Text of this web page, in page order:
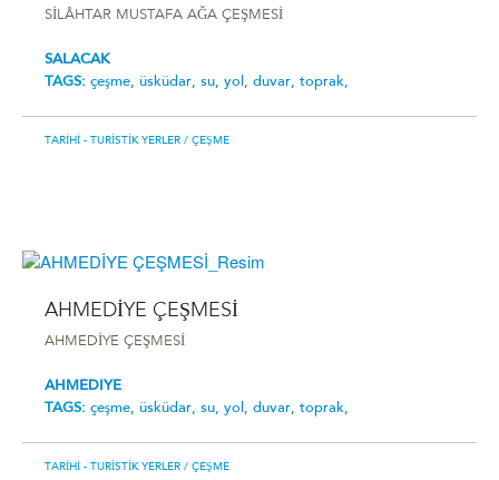
SİLÂHTAR MUSTAFA AĞA ÇEŞMESİ
SALACAK
TAGS: çeşme, üsküdar, su, yol, duvar, toprak,
TARIHI - TURISTIK YERLER / ÇEŞME
AHMEDİYE ÇEŞMESİ
AHMEDİYE ÇEŞMESİ
AHMEDIYE
TAGS: çeşme, üsküdar, su, yol, duvar, toprak,
TARIHI - TURISTIK YERLER / ÇEŞME